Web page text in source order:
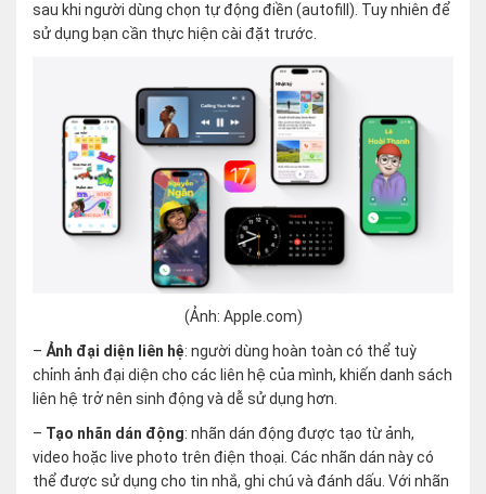
sau khi người dùng chọn tự động điền (autofill). Tuy nhiên để
sử dụng bạn cần thực hiện cài đặt trước.
(Ảnh: Apple.com)
– Ảnh đại diện liên hệ: người dùng hoàn toàn có thể tuỳ
chỉnh ảnh đại diện cho các liên hệ của mình, khiến danh sách
liên hệ trở nên sinh động và dễ sử dụng hơn.
– Tạo nhãn dán động: nhãn dán động được tạo từ ảnh,
video hoặc live photo trên điện thoại. Các nhãn dán này có
thể được sử dụng cho tin nhắ, ghi chú và đánh dấu. Với nhãn